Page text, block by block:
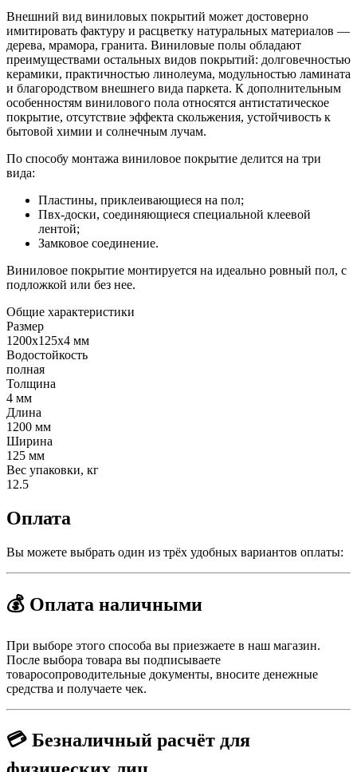
Внешний вид виниловых покрытий может достоверно
имитировать фактуру и расцветку натуральных материалов —
дерева, мрамора, гранита. Виниловые полы обладают
преимуществами остальных видов покрытий: долговечностью
керамики, практичностью линолеума, модульностью ламината
и благородством внешнего вида паркета. К дополнительным
особенностям винилового пола относятся антистатическое
покрытие, отсутствие эффекта скольжения, устойчивость к
бытовой химии и солнечным лучам.
По способу монтажа виниловое покрытие делится на три
вида:
Пластины, приклеивающиеся на пол;
Пвх-доски, соединяющиеся специальной клеевой
лентой;
Замковое соединение.
Виниловое покрытие монтируется на идеально ровный пол, с
подложкой или без нее.
Общие характеристики
Размер
1200х125х4 мм
Водостойкость
полная
Толщина
4 мм
Длина
1200 мм
Ширина
125 мм
Вес упаковки, кг
12.5
Оплата
Вы можете выбрать один из трёх удобных вариантов оплаты:
💰 Оплата наличными
При выборе этого способа вы приезжаете в наш магазин.
После выбора товара вы подписываете
товаросопроводительные документы, вносите денежные
средства и получаете чек.
💳 Безналичный расчёт для